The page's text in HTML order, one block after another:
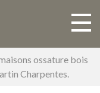
Toggle
ossature bois
Charpentes.